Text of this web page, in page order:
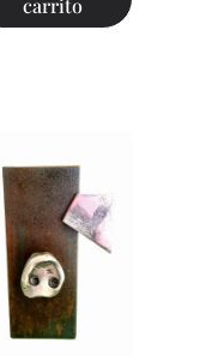
carrito